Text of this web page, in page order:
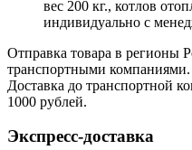
вес 200 кг., котлов
индивидуально с
Отправка товара в регионы
транспортными компаниями.
Доставка до транспортной
1000 рублей.
Экспресс-доставка